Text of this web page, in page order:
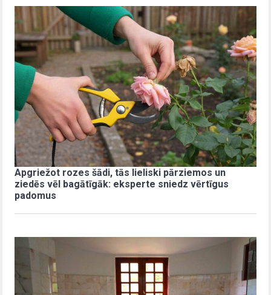
Apgriežot rozes šādi, tās lieliski pārziemos un
ziedēs vēl bagātīgāk: eksperte sniedz vērtīgus
padomus